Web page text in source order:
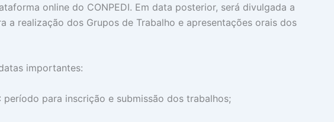
online do CONPEDI. Em data posterior, será divulgada a
a realização dos Grupos de Trabalho e apresentações orais dos
importantes:
período para inscrição e submissão dos trabalhos;